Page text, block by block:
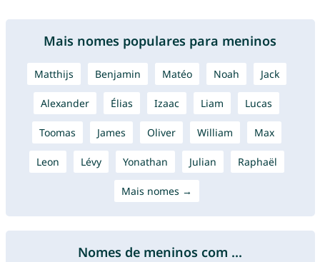
Mais nomes populares para meninos
Matthijs Benjamin Matéo Noah Jack
Alexander Élias Izaac Liam Lucas
Toomas James Oliver William Max
Leon Lévy Yonathan Julian Raphaël
Mais nomes →
Nomes de meninos com ...